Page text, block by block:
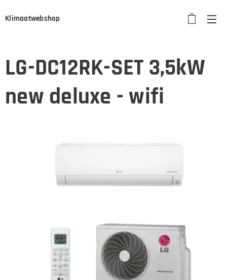
Klimaatwebshop
LG-DC12RK-SET 3,5kW
new deluxe - wifi